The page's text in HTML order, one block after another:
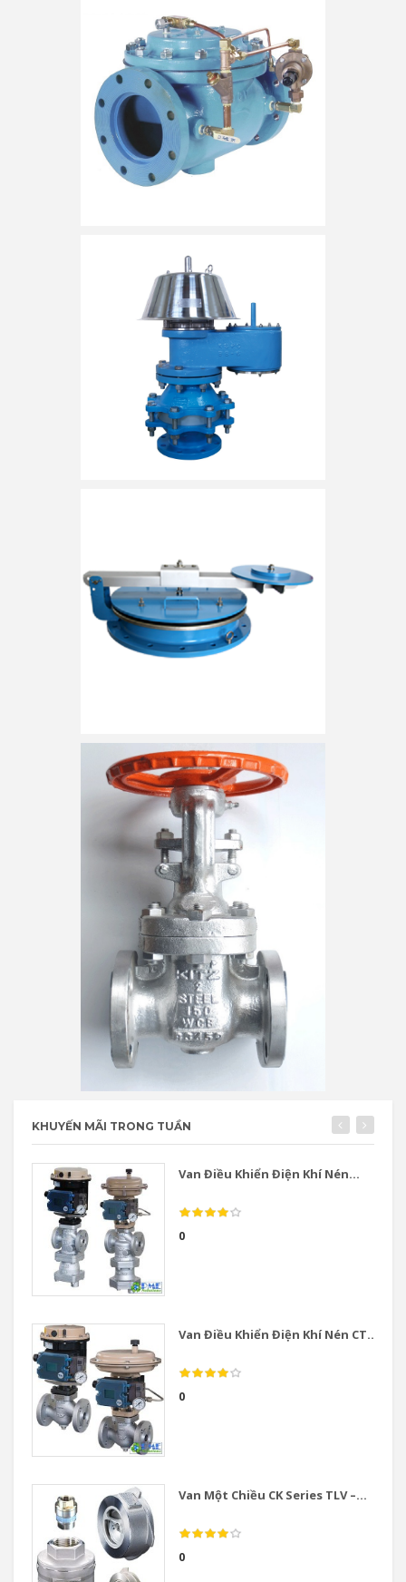
KHUYẾN MÃI TRONG TUẦN
Van Điều Khiển Điện Khí Nén...
0
Van Điều Khiển Điện Khí Nén CT...
0
Van Một Chiều CK Series TLV –...
0